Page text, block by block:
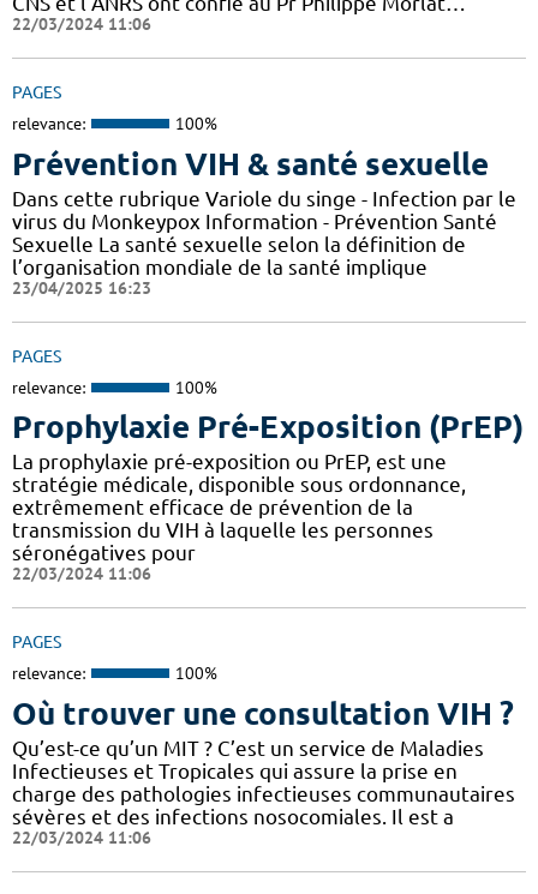
22/03/2024 11:06
PAGES
relevance: 100%
Prévention VIH & santé sexuelle
Dans cette rubrique Variole du singe - Infection par le
virus du Monkeypox Information - Prévention Santé
Sexuelle La santé sexuelle selon la définition de
l’organisation mondiale de la santé implique
23/04/2025 16:23
PAGES
relevance: 100%
Prophylaxie Pré-Exposition (PrEP)
La prophylaxie pré-exposition ou PrEP, est une
stratégie médicale, disponible sous ordonnance,
extrêmement efficace de prévention de la
transmission du VIH à laquelle les personnes
séronégatives pour
22/03/2024 11:06
PAGES
relevance: 100%
Où trouver une consultation VIH ?
Qu’est-ce qu’un MIT ? C’est un service de Maladies
Infectieuses et Tropicales qui assure la prise en
charge des pathologies infectieuses communautaires
sévères et des infections nosocomiales. Il est a
22/03/2024 11:06